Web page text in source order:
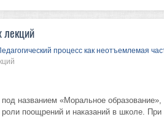
лекций
процесс как неотъемлемая
под названием «Моральное
роли поощрений и наказаний в школе. При